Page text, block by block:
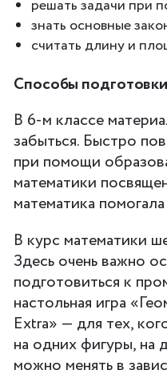
решать задачи при
знать основные
считать длину и
Способы
В 6-м классе
забыться. Быстро
при помощи
математики
математика
В курс математики
Здесь очень важно
подготовиться к
настольная игра
Extra» — для тех,
на одних фигуры, на
можно менять в